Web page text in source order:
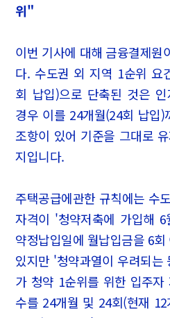
위"
이번 기사에 대해 금융결제원
다. 수도권 외 지역 1순위 요
회 납입)으로 단축된 것은
경우 이를 24개월(24회 납입
조항이 있어 기준을 그대로
지입니다.
주택공급에관한 규칙에는 수
자격이 '청약저축에 가입해
약정납입일에 월납입금을 6
있지만 '청약과열이 우려되는
가 청약 1순위를 위한 입주
수를 24개월 및 24회(현재